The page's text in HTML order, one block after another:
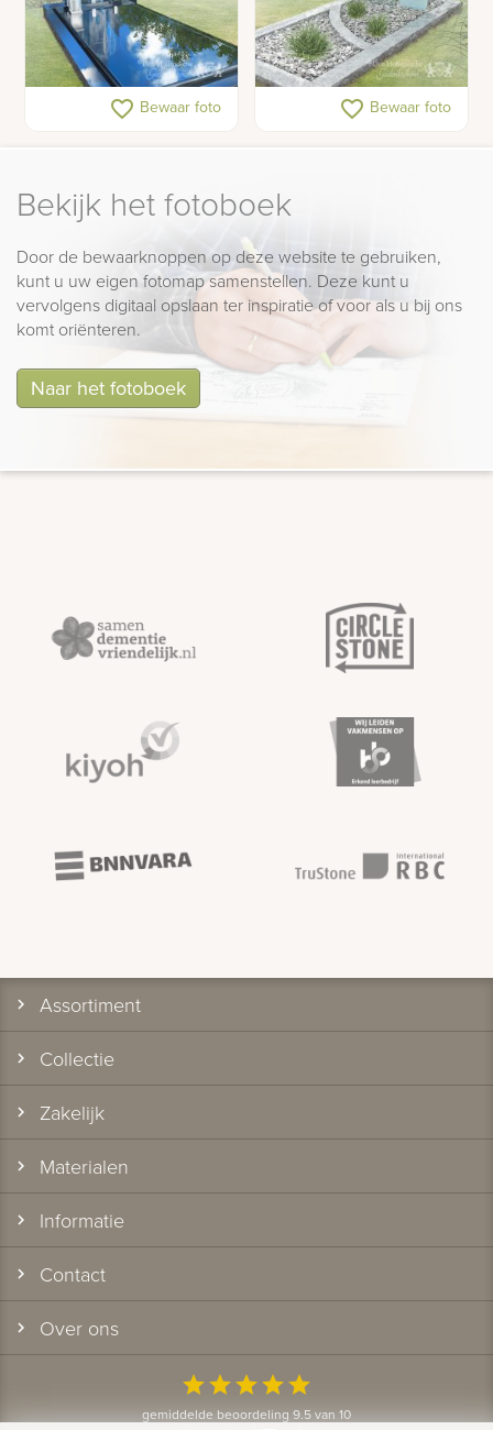
Moderne grafsteen met
twee glazen letterplaten
favorite_border Bewaar foto
Licht grafmonument van
favorite_border Bewaar foto
Bekijk het fotoboek
Door de bewaarknoppen op deze website te gebruiken,
kunt u uw eigen fotomap samenstellen. Deze kunt u
vervolgens digitaal opslaan ter inspiratie of voor als u bij ons
komt oriënteren.
Naar het fotoboek
Assortiment
Collectie
Zakelijk
Materialen
Informatie
Contact
Over ons
starstarstarstarstar
gemiddelde beoordeling 9.5 van 10